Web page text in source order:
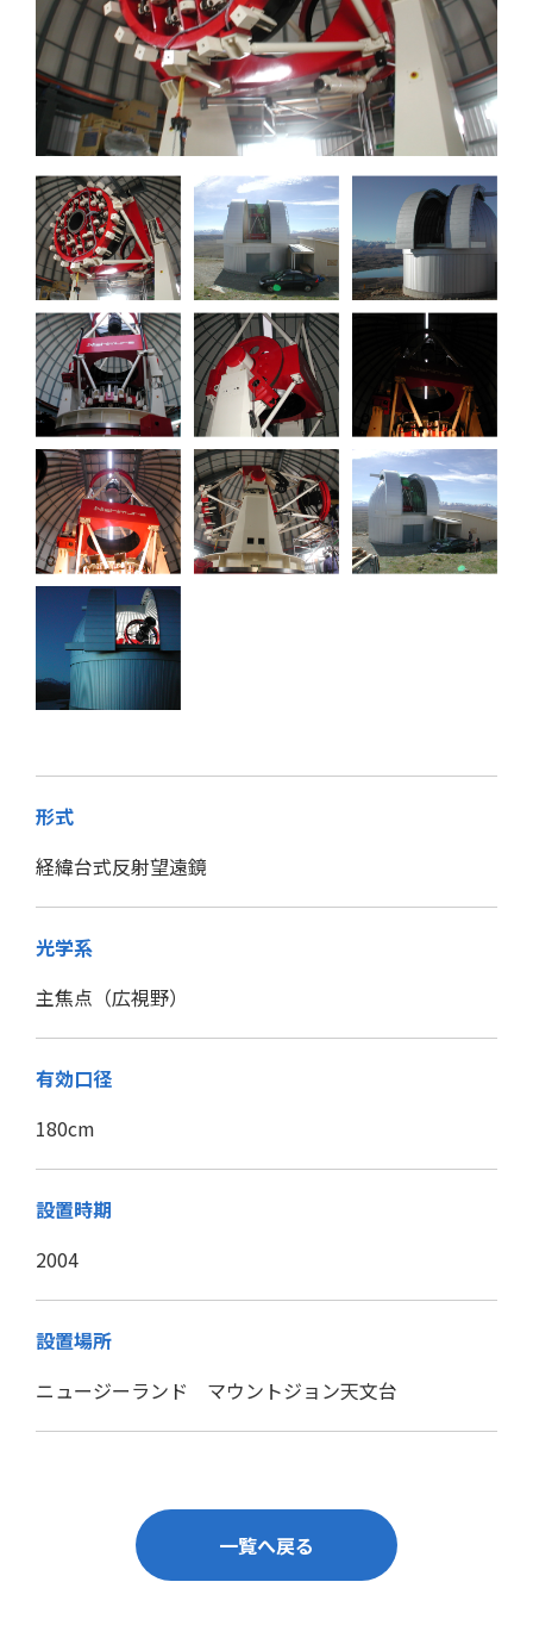
形式
経緯台式反射望遠鏡
光学系
主焦点（広視野）
有効口径
180cm
設置時期
2004
設置場所
ニュージーランド マウントジョン天文台
一覧へ戻る